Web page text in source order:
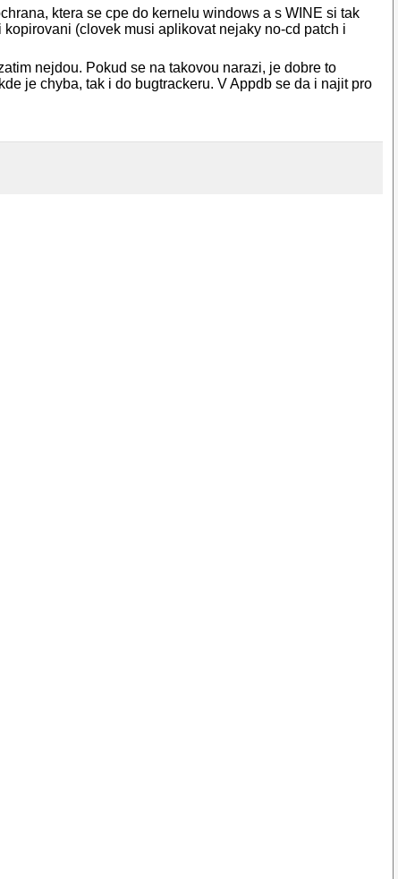
ktera se cpe do kernelu windows a s WINE si tak
(clovek musi aplikovat nejaky no-cd patch i
nejdou. Pokud se na takovou narazi, je dobre to
je chyba, tak i do bugtrackeru. V Appdb se da i najit pro